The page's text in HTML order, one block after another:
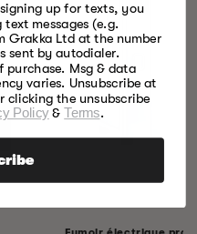
up for texts, you
messages (e.g.
Grakka Ltd at the number
sent by autodialer.
Msg & data
varies. Unsubscribe at
clicking the unsubscribe
Policy&Terms.